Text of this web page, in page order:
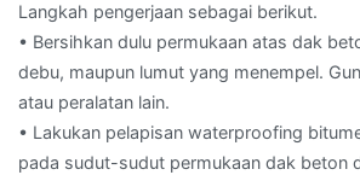
Langkah pengerjaan sebagai berikut.
• Bersihkan dulu permukaan atas dak
debu, maupun lumut yang menempel.
atau peralatan lain.
• Lakukan pelapisan waterproofing
pada sudut-sudut permukaan dak beton